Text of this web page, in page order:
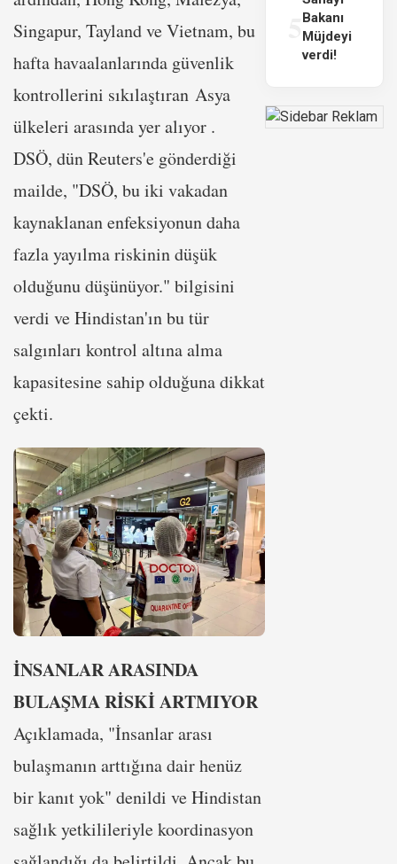
Singapur, Tayland ve Vietnam, bu
hafta havaalanlarında güvenlik
kontrollerini sıkılaştıran Asya
ülkeleri arasında yer alıyor .
DSÖ, dün Reuters'e gönderdiği
mailde, "DSÖ, bu iki vakadan
kaynaklanan enfeksiyonun daha
fazla yayılma riskinin düşük
olduğunu düşünüyor." bilgisini
verdi ve Hindistan'ın bu tür
salgınları kontrol altına alma
kapasitesine sahip olduğuna dikkat
çekti.
İNSANLAR ARASINDA
BULAŞMA RİSKİ ARTMIYOR
Açıklamada, "İnsanlar arası
bulaşmanın arttığına dair henüz
bir kanıt yok" denildi ve Hindistan
sağlık yetkilileriyle koordinasyon
Bakanı
Müjdeyi
verdi!